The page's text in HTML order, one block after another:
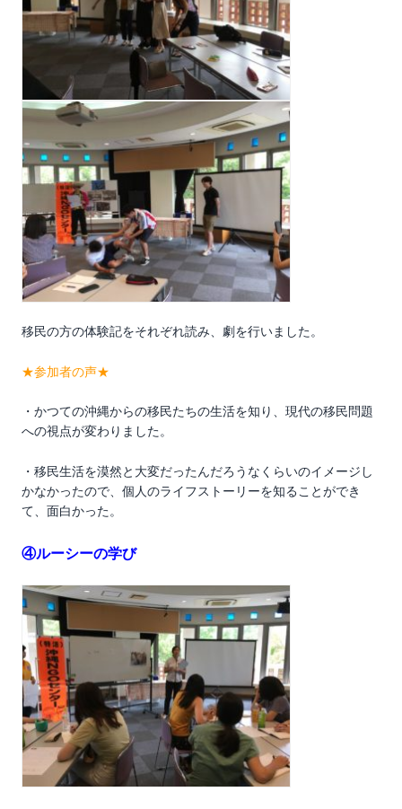
移民の方の体験記をそれぞれ読み、劇を行いました。
★参加者の声★
・かつての沖縄からの移民たちの生活を知り、現代の移民問題
への視点が変わりました。
・移民生活を漠然と大変だったんだろうなくらいのイメージし
かなかったので、個人のライフストーリーを知ることができ
て、面白かった。
④ルーシーの学び